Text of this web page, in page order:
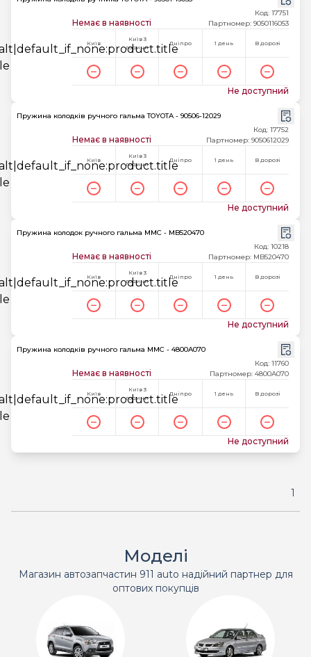
Немає в наявності
Код: 17751
Партномер: 9050116053
Київ
Київ 3
години
Дніпро 1 день В дорозі
Не доступний
Пружина колодків ручного гальма TOYOTA - 90506-12029
Немає в наявності
Код: 17752
Партномер: 9050612029
Київ
Київ 3
години
Дніпро 1 день В дорозі
Не доступний
Пружина колодок ручного гальма MMC - MB520470
Немає в наявності
Код: 10218
Партномер: MB520470
Київ
Київ 3
години
Дніпро 1 день В дорозі
Не доступний
Пружина колодків ручного гальма MMC - 4800A070
Немає в наявності
Код: 11760
Партномер: 4800A070
Київ
Київ 3
години
Дніпро 1 день В дорозі
Не доступний
1
Моделі
Магазин автозапчастин 911 auto надійний партнер для
оптових покупців